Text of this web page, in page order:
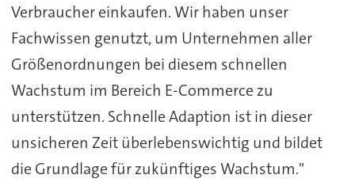
Verbraucher einkaufen. Wir haben unser
Fachwissen genutzt, um Unternehmen aller
Größenordnungen bei diesem schnellen
Wachstum im Bereich E-Commerce zu
unterstützen. Schnelle Adaption ist in dieser
unsicheren Zeit überlebenswichtig und bildet
die Grundlage für zukünftiges Wachstum."